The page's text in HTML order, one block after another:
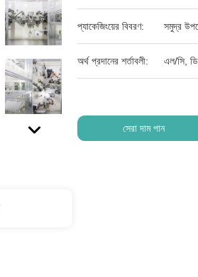
প্যাকেজিংয়ের বিবরণ: সমুদ্র
অর্থ প্রদানের শর্তাবলী: এল/সি,
সেরা দাম পান